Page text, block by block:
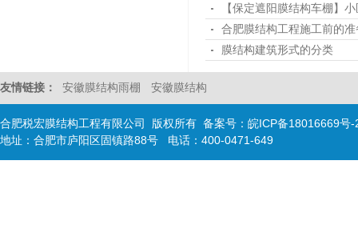
【保定遮阳膜结构车棚】
合肥膜结构工程施工前的
膜结构建筑形式的分类
友情链接： 安徽膜结构雨棚 安徽膜结构
合肥税宏膜结构工程有限公司 版权所有 备案号： 皖ICP备18016669号-
地址：合肥市庐阳区固镇路88号 电话：400-0471-649